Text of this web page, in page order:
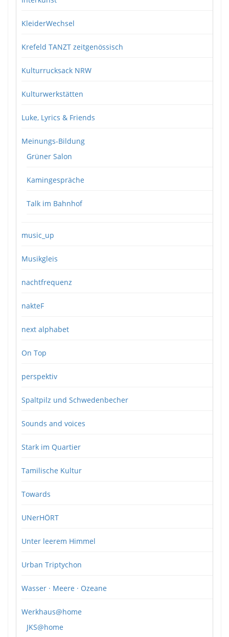
KleiderWechsel
Krefeld TANZT zeitgenössisch
Kulturrucksack NRW
Kulturwerkstätten
Luke, Lyrics & Friends
Meinungs-Bildung
Grüner Salon
Kamingespräche
Talk im Bahnhof
music_up
Musikgleis
nachtfrequenz
nakteF
next alphabet
On Top
perspektiv
Spaltpilz und Schwedenbecher
Sounds and voices
Stark im Quartier
Tamilische Kultur
Towards
UNerHÖRT
Unter leerem Himmel
Urban Triptychon
Wasser · Meere · Ozeane
Werkhaus@home
JKS@home